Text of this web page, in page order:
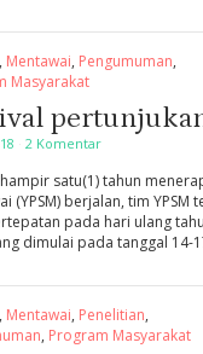
, Mentawai, Pengumuman,
Masyarakat
2 Komentar
satu(1) tahun
(YPSM) berjalan, tim
pada hari ulang
dimulai pada tanggal 14-
, Mentawai, Penelitian,
, Program Masyarakat